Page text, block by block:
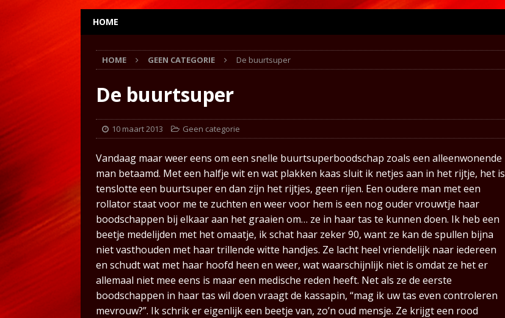
HOME
HOME GEEN CATEGORIE De buurtsuper
De buurtsuper
10 maart 2013 Geen categorie
Vandaag maar weer eens om een snelle buurtsuperboodschap zoals een alleenwonende
man betaamd. Met een halfje wit en wat plakken kaas sluit ik netjes aan in het rijtje, het is
tenslotte een buurtsuper en dan zijn het rijtjes, geen rijen. Een oudere man met een
rollator staat voor me te zuchten en weer voor hem is een nog ouder vrouwtje haar
boodschappen bij elkaar aan het graaien om… ze in haar tas te kunnen doen. Ik heb een
beetje medelijden met het omaatje, ik schat haar zeker 90, want ze kan de spullen bijna
niet vasthouden met haar trillende witte handjes. Ze lacht heel vriendelijk naar iedereen
en schudt wat met haar hoofd heen en weer, wat waarschijnlijk niet is omdat ze het er
allemaal niet mee eens is maar een medische reden heeft. Net als ze de eerste
boodschappen in haar tas wil doen vraagt de kassapin, “mag ik uw tas even controleren
mevrouw?”. Ik schrik er eigenlijk een beetje van, zo’n oud mensje. Ze krijgt een rood